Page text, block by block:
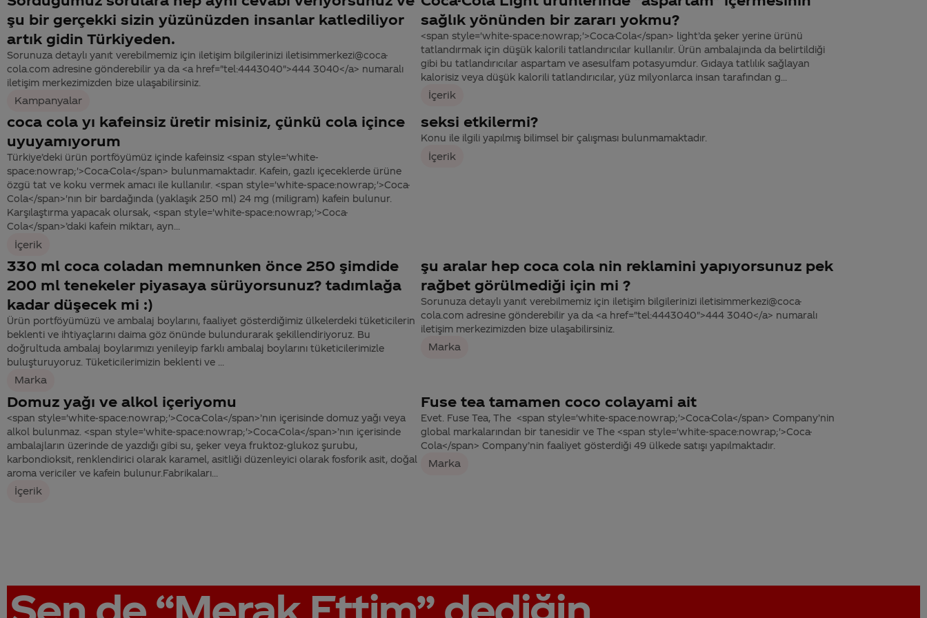
şu bir gerçekki sizin yüzünüzden insanlar katlediliyor
artık gidin Türkiyeden.
Sorunuza detaylı yanıt verebilmemiz için iletişim bilgilerinizi iletisimmerkezi@coca-
cola.com adresine gönderebilir ya da <a href="tel:4443040">444 3040</a> numaralı
iletişim merkezimizden bize ulaşabilirsiniz.
Kampanyalar
sağlık yönünden bir zararı yokmu?
<span style='white-space:nowrap;'>Coca-Cola</span> light’da şeker yerine ürünü
tatlandırmak için düşük kalorili tatlandırıcılar kullanılır. Ürün ambalajında da belirtildiği
gibi bu tatlandırıcılar aspartam ve asesulfam potasyumdur. Gıdaya tatlılık sağlayan
kalorisiz veya düşük kalorili tatlandırıcılar, yüz milyonlarca insan tarafından g...
İçerik
coca cola yı kafeinsiz üretir misiniz, çünkü cola içince
uyuyamıyorum
Türkiye’deki ürün portföyümüz içinde kafeinsiz <span style='white-
space:nowrap;'>Coca-Cola</span> bulunmamaktadır. Kafein, gazlı içeceklerde ürüne
özgü tat ve koku vermek amacı ile kullanılır. <span style='white-space:nowrap;'>Coca-
Cola</span>'nın bir bardağında (yaklaşık 250 ml) 24 mg (miligram) kafein bulunur.
Karşılaştırma yapacak olursak, <span style='white-space:nowrap;'>Coca-
Cola</span>’daki kafein miktarı, ayn...
İçerik
seksi etkilermi?
Konu ile ilgili yapılmış bilimsel bir çalışması bulunmamaktadır.
İçerik
330 ml coca coladan memnunken önce 250 şimdide
200 ml tenekeler piyasaya sürüyorsunuz? tadımlağa
kadar düşecek mi :)
Ürün portföyümüzü ve ambalaj boylarını, faaliyet gösterdiğimiz ülkelerdeki tüketicilerin
beklenti ve ihtiyaçlarını daima göz önünde bulundurarak şekillendiriyoruz. Bu
doğrultuda ambalaj boylarımızı yenileyip farklı ambalaj boylarını tüketicilerimizle
buluşturuyoruz. Tüketicilerimizin beklenti ve ...
Marka
şu aralar hep coca cola nin reklamini yapıyorsunuz pek
rağbet görülmediği için mi ?
Sorunuza detaylı yanıt verebilmemiz için iletişim bilgilerinizi iletisimmerkezi@coca-
cola.com adresine gönderebilir ya da <a href="tel:4443040">444 3040</a> numaralı
iletişim merkezimizden bize ulaşabilirsiniz.
Marka
Domuz yağı ve alkol içeriyomu
<span style='white-space:nowrap;'>Coca-Cola</span>’nın içerisinde domuz yağı veya
alkol bulunmaz. <span style='white-space:nowrap;'>Coca-Cola</span>’nın içerisinde
ambalajların üzerinde de yazdığı gibi su, şeker veya fruktoz-glukoz şurubu,
karbondioksit, renklendirici olarak karamel, asitliği düzenleyici olarak fosforik asit, doğal
aroma vericiler ve kafein bulunur.Fabrikaları...
İçerik
Fuse tea tamamen coco colayami ait
Evet. Fuse Tea, The <span style='white-space:nowrap;'>Coca-Cola</span> Company’nin
global markalarından bir tanesidir ve The <span style='white-space:nowrap;'>Coca-
Cola</span> Company’nin faaliyet gösterdiği 49 ülkede satışı yapılmaktadır.
Marka
Sen de “Merak Ettim”dediğin